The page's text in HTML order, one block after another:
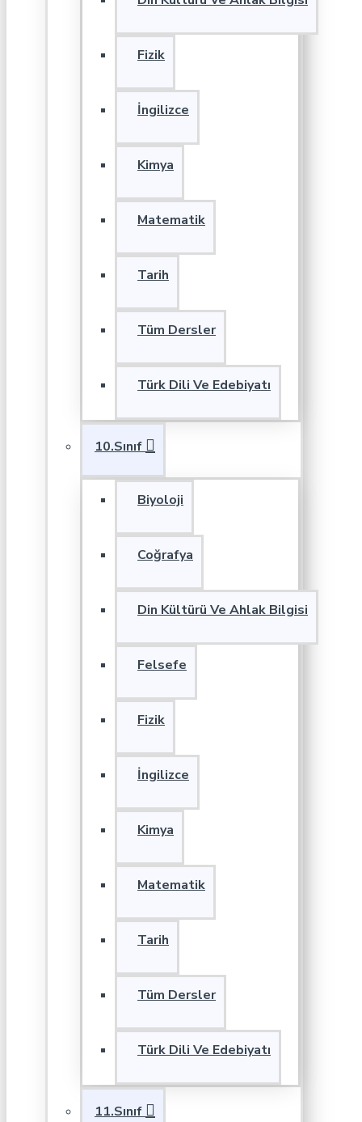
Fizik
İngilizce
Kimya
Matematik
Tarih
Tüm Dersler
Türk Dili Ve Edebiyatı
10.Sınıf
Biyoloji
Coğrafya
Din Kültürü Ve Ahlak Bilgisi
Felsefe
Fizik
İngilizce
Kimya
Matematik
Tarih
Tüm Dersler
Türk Dili Ve Edebiyatı
11.Sınıf